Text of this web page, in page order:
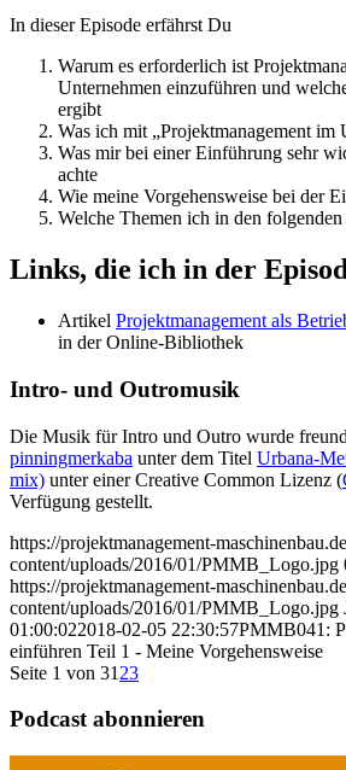
In dieser Episode erfährst Du
Warum es erforderlich ist
Unternehmen einzuführen und
ergibt
Was ich mit „Projektmanagement im
Was mir bei einer Einführung sehr
achte
Wie meine Vorgehensweise bei der
Welche Themen ich in den
Links, die ich in der
Artikel Projektmanagement als
in der Online-Bibliothek
Intro- und Outromusik
Die Musik für Intro und Outro wurde
pinningmerkaba unter dem Titel Urbana-
mix) unter einer Creative Common Lizenz (
Verfügung gestellt.
https://projektmanagement-
content/uploads/2016/01/PMMB_Logo.jpg
https://projektmanagement-
content/uploads/2016/01/PMMB_Logo.jpg
01:00:022018-02-05 22:30:57PMMB041:
einführen Teil 1 - Meine Vorgehensweise
Seite 1 von 31 23
Podcast abonnieren